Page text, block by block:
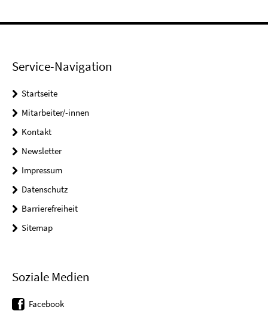
Service-Navigation
Startseite
Mitarbeiter/-innen
Kontakt
Newsletter
Impressum
Datenschutz
Barrierefreiheit
Sitemap
Soziale Medien
Facebook